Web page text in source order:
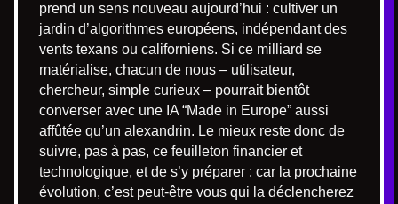
prend un sens nouveau aujourd’hui : cultiver un
jardin d’algorithmes européens, indépendant des
vents texans ou californiens. Si ce milliard se
matérialise, chacun de nous – utilisateur,
chercheur, simple curieux – pourrait bientôt
converser avec une IA “Made in Europe” aussi
affûtée qu’un alexandrin. Le mieux reste donc de
suivre, pas à pas, ce feuilleton financier et
technologique, et de s’y préparer : car la prochaine
évolution, c’est peut-être vous qui la déclencherez